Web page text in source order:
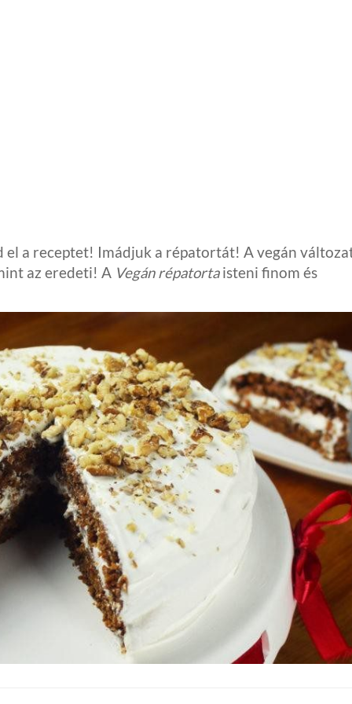
el a receptet! Imádjuk a répatortát! A vegán
az eredeti! A Vegán répatortaisteni finom és